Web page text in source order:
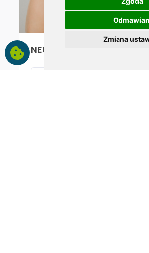
Zmiana
NEUROLOGOPEDIA